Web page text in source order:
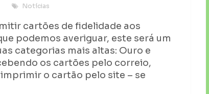
Notícias
cartões de fidelidade aos
podemos averiguar, este será um
categorias mais altas: Ouro e
os cartões pelo correio,
o cartão pelo site – se